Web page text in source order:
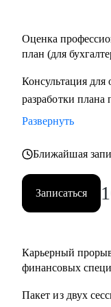
• Финансовым
• Бухгалтерам,
• Главным
месте".
налоговым
Оценка
план (для
Консультация
разработки
Развернуть
Ближайшая
Записаться
Карьерный
финансовых
Пакет из двух